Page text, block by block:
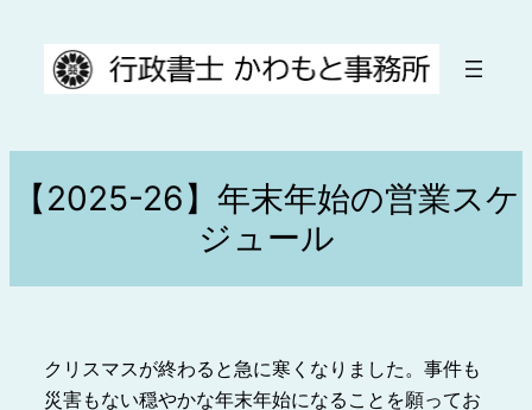
キ
【2025-26】年末年始の営業スケ
ジュール
クリスマスが終わると急に寒くなりました。事件も
災害もない穏やかな年末年始になることを願ってお